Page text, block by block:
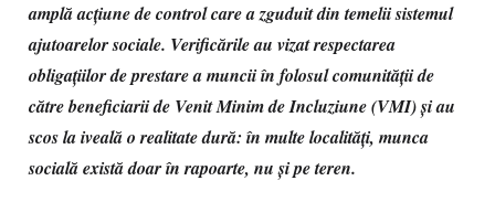
amplă acțiune de control care a zguduit din temelii sistemul
ajutoarelor sociale. Verificările au vizat respectarea
obligațiilor de prestare a muncii în folosul comunității de
către beneficiarii de Venit Minim de Incluziune (VMI) și au
scos la iveală o realitate dură: în multe localități, munca
socială există doar în rapoarte, nu și pe teren.